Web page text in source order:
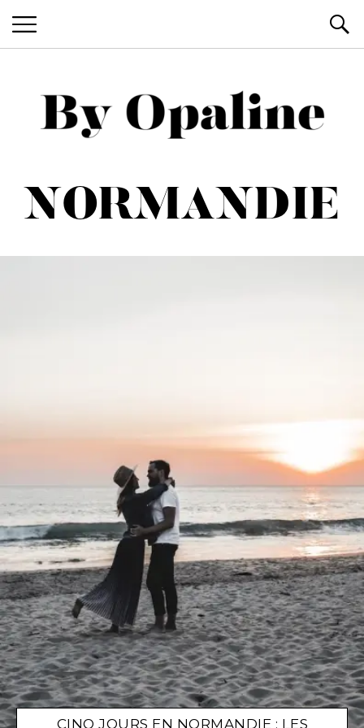
BY OPALINE
NORMANDIE
CINQ JOURS EN NORMANDIE : LES